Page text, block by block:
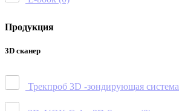
Продукция
3D сканер
Трекпроб 3D -зондирующая система